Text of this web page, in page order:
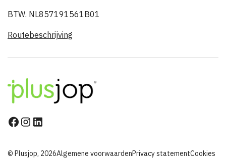
BTW. NL857191561B01
Routebeschrijving
© Plusjop, 2026Algemene voorwaardenPrivacy statementCookies